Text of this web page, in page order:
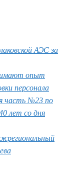
АЭС за
опыт
персонала
часть №23 по
лет со дня